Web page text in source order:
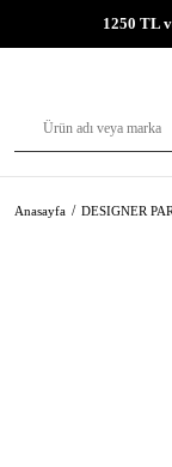
1250 TL
Anasayfa DESIGNER